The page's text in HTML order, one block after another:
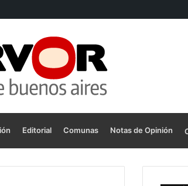
Editorial Comunas Notas de Opinión